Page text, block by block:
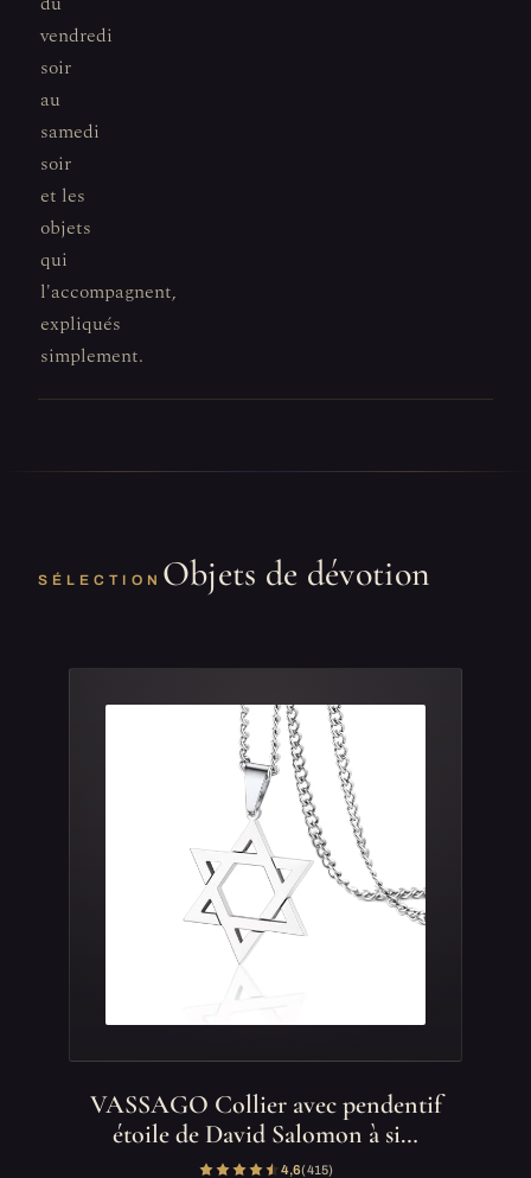
vendredi
soir
au
samedi
soir
et les
objets
qui
l'accompagnent,
expliqués
simplement.
SÉLECTION Objets de dévotion
VASSAGO Collier avec pendentif
étoile de David Salomon à si…
4,6(415)